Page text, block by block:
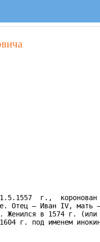
г.,
Отец – Иван IV, мать
Женился в 1574 г.
г. под именем